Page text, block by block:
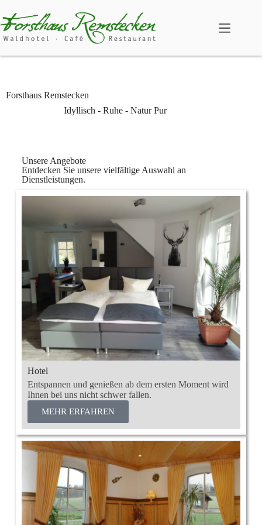
Forsthaus Remstecken
Idyllisch - Ruhe - Natur Pur
Unsere Angebote
Entdecken Sie unsere vielfältige Auswahl an
Dienstleistungen.
Hotel
Entspannen und genießen ab dem ersten Moment wird
Ihnen bei uns nicht schwer fallen.
MEHR ERFAHREN